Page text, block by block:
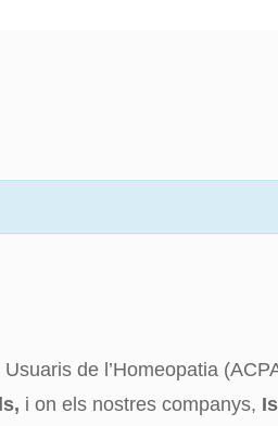
de l’Homeopatia
i on els nostres companys,